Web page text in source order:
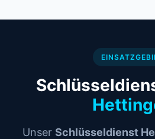
Unser Schlüsseldienst